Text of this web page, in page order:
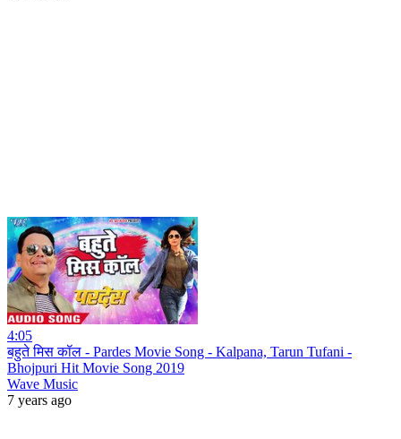
4:05
बहुते मिस कॉल - Pardes Movie Song - Kalpana, Tarun Tufani -
Bhojpuri Hit Movie Song 2019
Wave Music
7 years ago